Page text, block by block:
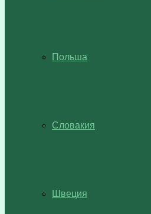
Польша
Словакия
Швеция